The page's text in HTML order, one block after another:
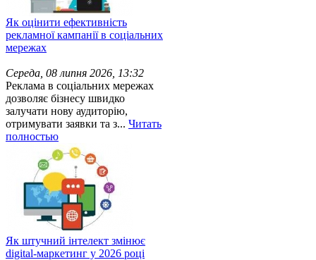
Як оцінити ефективність
рекламної кампанії в соціальних
мережах
Середа, 08 липня 2026, 13:32
Реклама в соціальних мережах
дозволяє бізнесу швидко
залучати нову аудиторію,
отримувати заявки та з... Читать
полностью
Як штучний інтелект змінює
digital-маркетинг у 2026 році